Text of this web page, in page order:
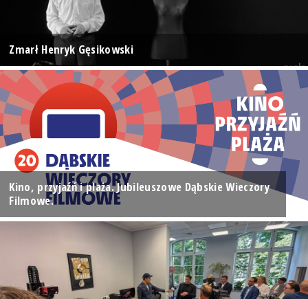
Zmarł Henryk Gęsikowski
Kino, przyjaźń i plaża. Jubileuszowe Dąbskie Wieczory
Filmowe.